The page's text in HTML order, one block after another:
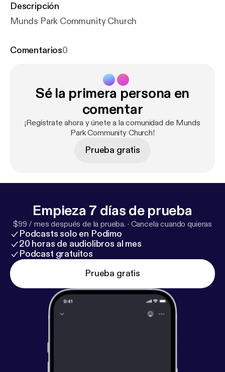
Descripción
Munds Park Community Church
Comentarios0
Sé la primera persona en
comentar
¡Regístrate ahora y únete a la comunidad de Munds
Park Community Church!
Prueba gratis
Empieza 7 días de prueba
$99 / mes después de la prueba. · Cancela cuando quieras
Podcasts solo en Podimo
20 horas de audiolibros al mes
Podcast gratuitos
Prueba gratis